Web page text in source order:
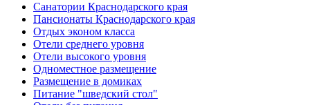
Санатории Краснодарского края
Пансионаты Краснодарского края
Отдых эконом класса
Отели среднего уровня
Отели высокого уровня
Одноместное размещение
Размещение в домиках
Питание "шведский стол"